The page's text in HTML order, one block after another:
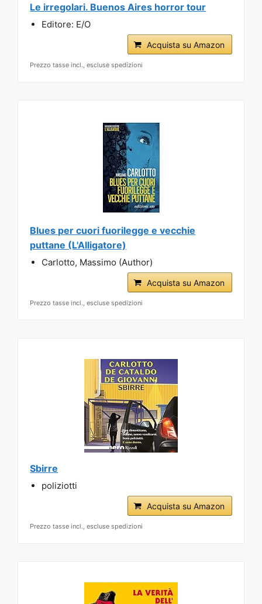
Le irregolari. Buenos Aires horror tour
Editore: E/O
Acquista su Amazon
Prezzo tasse incl., escluse spedizioni
Blues per cuori fuorilegge e vecchie
puttane (L'Alligatore)
Carlotto, Massimo (Author)
Acquista su Amazon
Prezzo tasse incl., escluse spedizioni
Sbirre
poliziotti
Acquista su Amazon
Prezzo tasse incl., escluse spedizioni